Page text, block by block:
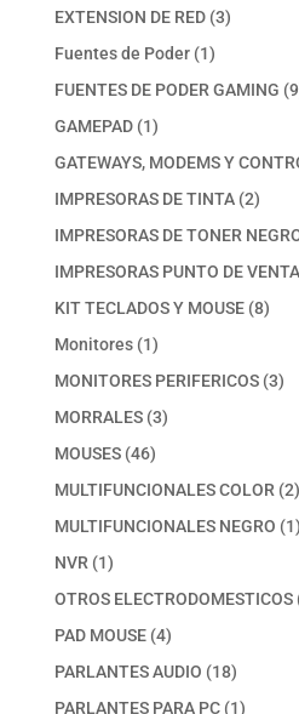
EXTENSION DE RED 33
Fuentes de Poder 11
producto
FUENTES DE PODER GAMING 9
GAMEPAD 11
producto
GATEWAYS, MODEMS Y
IMPRESORAS DE TINTA 22
IMPRESORAS DE TONER
IMPRESORAS PUNTO DE VENTA
KIT TECLADOS Y MOUSE 88
Monitores 11
producto
MONITORES PERIFERICOS 33
MORRALES 33
MOUSES 4646
productos
MULTIFUNCIONALES COLOR 22
MULTIFUNCIONALES NEGRO 11
NVR 11
producto
OTROS ELECTRODOMESTICOS
PAD MOUSE 44
productos
PARLANTES AUDIO 1818
productos
PARLANTES PARA PC 11